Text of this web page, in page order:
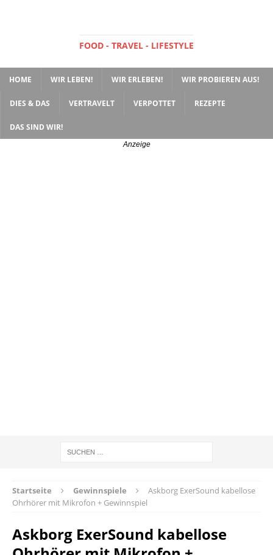
FOOD - TRAVEL - LIFESTYLE
HOME WIR LEBEN! WIR ERLEBEN! WIR PROBIEREN AUS!
DIES & DAS VERTRAVELT VERPOTTET REZEPTE
DAS SIND WIR!
Startseite Gewinnspiele
Askborg ExerSound kabellose
Ohrhörer mit Mikrofon + Gewinnspiel
Askborg ExerSound kabellose